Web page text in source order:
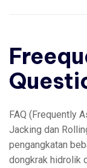
FAQ (Frequently
Jacking dan
pengangkatan
dongkrak hidrolik